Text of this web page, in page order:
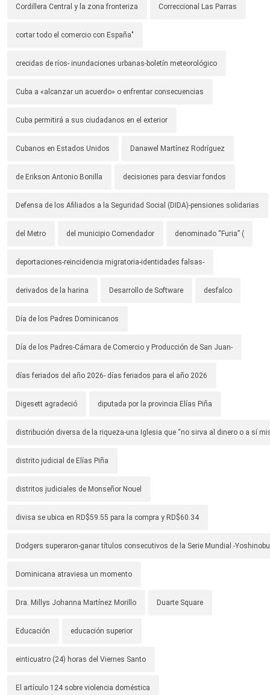
Cordillera Central y la zona fronteriza Correccional Las Parras
cortar todo el comercio con España"
crecidas de ríos- inundaciones urbanas-boletín meteorológico
Cuba a «alcanzar un acuerdo» o enfrentar consecuencias
Cuba permitirá a sus ciudadanos en el exterior
Cubanos en Estados Unidos Danawel Martínez Rodríguez
de Erikson Antonio Bonilla decisiones para desviar fondos
Defensa de los Afiliados a la Seguridad Social (DIDA)-pensiones solidarias
del Metro del municipio Comendador denominado “Furia” (
deportaciones-reincidencia migratoria-identidades falsas-
derivados de la harina Desarrollo de Software desfalco
Día de los Padres Dominicanos
Día de los Padres-Cámara de Comercio y Producción de San Juan-
días feriados del año 2026- días feriados para el año 2026
Digesett agradeció diputada por la provincia Elías Piña
distribución diversa de la riqueza-una Iglesia que “no sirva al dinero o a sí
distrito judicial de Elías Piña
distritos judiciales de Monseñor Nouel
divisa se ubica en RD$59.55 para la compra y RD$60.34
Dodgers superaron-ganar títulos consecutivos de la Serie Mundial.-
Dominicana atraviesa un momento
Dra. Millys Johanna Martínez Morillo Duarte Square
Educación educación superior
einticuatro (24) horas del Viernes Santo
El artículo 124 sobre violencia doméstica